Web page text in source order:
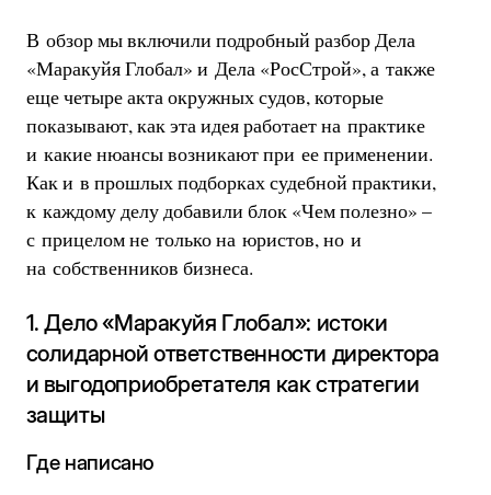
В обзор мы включили подробный разбор Дела
«Маракуйя Глобал» и Дела «РосСтрой», а также
еще четыре акта окружных судов, которые
показывают, как эта идея работает на практике
и какие нюансы возникают при ее применении.
Как и в прошлых подборках судебной практики,
к каждому делу добавили блок «Чем полезно» –
с прицелом не только на юристов, но и
на собственников бизнеса.
1. Дело «Маракуйя Глобал»: истоки
солидарной ответственности директора
и выгодоприобретателя как стратегии
защиты
Где написано